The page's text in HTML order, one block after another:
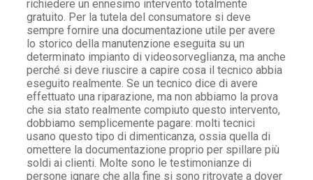
richiedere un ennesimo intervento totalmente
gratuito. Per la tutela del consumatore si deve
sempre fornire una documentazione utile per avere
lo storico della manutenzione eseguita su un
determinato impianto di videosorveglianza, ma anche
perché si deve riuscire a capire cosa il tecnico abbia
eseguito realmente. Se un tecnico dice di avere
effettuato una riparazione, ma non abbiamo la prova
che sia stato realmente compiuto questo intervento,
dobbiamo semplicemente pagare: molti tecnici
usano questo tipo di dimenticanza, ossia quella di
omettere la documentazione proprio per spillare più
soldi ai clienti. Molte sono le testimonianze di
persone ignare che alla fine si sono ritrovate a dover